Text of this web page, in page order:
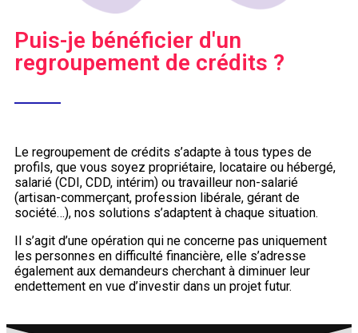
Puis-je bénéficier d'un
regroupement de crédits ?
Le regroupement de crédits s’adapte à tous types de
profils, que vous soyez propriétaire, locataire ou hébergé,
salarié (CDI, CDD, intérim) ou travailleur non-salarié
(artisan-commerçant, profession libérale, gérant de
société…), nos solutions s’adaptent à chaque situation.
Il s’agit d’une opération qui ne concerne pas uniquement
les personnes en difficulté financière, elle s’adresse
également aux demandeurs cherchant à diminuer leur
endettement en vue d’investir dans un projet futur.